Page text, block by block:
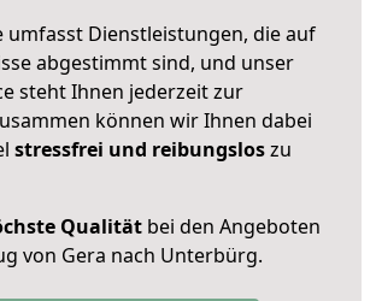
umfasst Dienstleistungen, die auf
abgestimmt sind, und unser
steht Ihnen jederzeit zur
können wir Ihnen dabei
stressfrei und reibungsloszu
Qualität bei den Angeboten
von Gera nach Unterbürg.